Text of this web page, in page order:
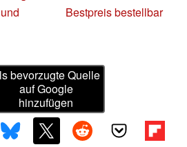
Bestpreis bestellbar
bevorzugte Quelle
auf Google
hinzufügen